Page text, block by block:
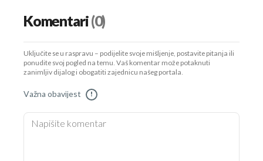
Komentari(0)
Uključite se u raspravu – podijelite svoje mišljenje, postavite pitanja ili
ponudite svoj pogled na temu. Vaš komentar može potaknuti
zanimljiv dijalog i obogatiti zajednicu našeg portala.
Važna obavijest !